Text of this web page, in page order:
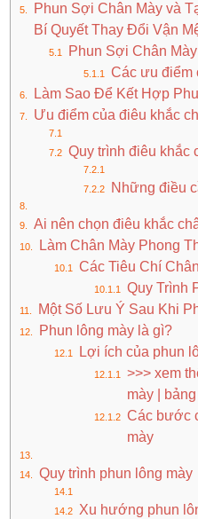
Phun Sợi Chân Mày và
Bí Quyết Thay Đổi Vận
Phun Sợi Chân
Các ưu điểm
Làm Sao Để Kết Hợp
Ưu điểm của điêu khắc
Quy trình điêu khắc
Những điều
Ai nên chọn điêu khắc
Làm Chân Mày Phong
Các Tiêu Chí
Quy Trình
Một Số Lưu Ý Sau Khi
Phun lông mày là gì?
Lợi ích của phun
>>> xem
mày |
Các bước
mày
Quy trình phun lông mày
Xu hướng phun